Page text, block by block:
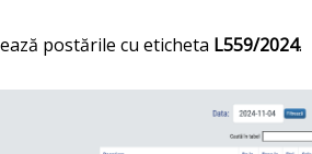
postările cu eticheta L559/2024.